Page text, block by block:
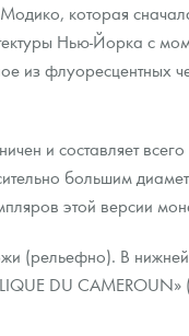
которая
Нью-Йорка с
из флуоресцентных
и составляет
большим
этой версии
(рельефно). В
DU